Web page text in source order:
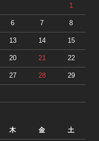
1
6 7 8
13 14 15
20 21 22
27 28 29
木 金 土